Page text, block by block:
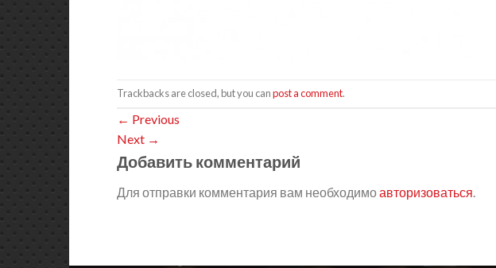
Trackbacks are closed, but you canpost a comment.
← Previous
Next →
Добавить комментарий
Для отправки комментария вам необходимоавторизоваться